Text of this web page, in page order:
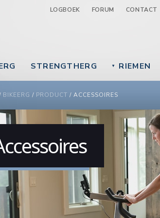
Jump to navigation
LOGBOEK FORUM CONTACT
STRENGTHERG ▼ RIEMEN
ARE HERE
BIKEERG / PRODUCT / ACCESSOIRES